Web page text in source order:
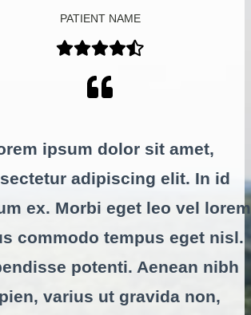
PATIENT NAME
ipsum dolor sit amet,
adipiscing elit. In id
ex. Morbi eget leo vel lorem
commodo tempus eget nisl.
potenti. Aenean nibh
varius ut gravida non,